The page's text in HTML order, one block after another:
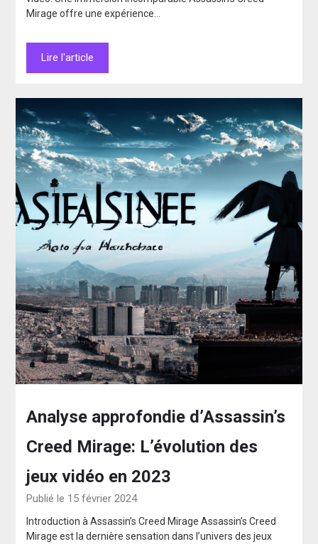
Mirage offre une expérience…
Lire l'article
Analyse approfondie d’Assassin’s
Creed Mirage: L’évolution des
jeux vidéo en 2023
Publié le 15 février 2024
Introduction à Assassin’s Creed Mirage Assassin’s Creed
Mirage est la dernière sensation dans l’univers des jeux